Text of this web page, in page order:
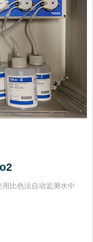
比色法自动监测水中